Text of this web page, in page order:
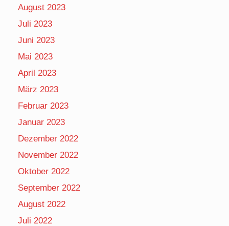
August 2023
Juli 2023
Juni 2023
Mai 2023
April 2023
März 2023
Februar 2023
Januar 2023
Dezember 2022
November 2022
Oktober 2022
September 2022
August 2022
Juli 2022